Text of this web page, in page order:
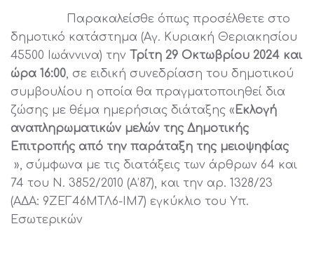
Παρακαλείσθε όπως προσέλθετε στο
δημοτικό κατάστημα (Αγ. Κυριακή Θεριακησίου
45500 Ιωάννινα) την Τρίτη 29 Οκτωβρίου 2024 και
ώρα 16:00, σε ειδική συνεδρίαση του δημοτικού
συμβουλίου η οποία θα πραγματοποιηθεί δια
ζώσης με θέμα ημερήσιας διάταξης « Εκλογή
αναπληρωματικών μελών της Δημοτικής
Επιτροπής από την παράταξη της μειοψηφίας
», σύμφωνα με τις διατάξεις των άρθρων 64 και
74 του Ν. 3852/2010 (Α’87), και την αρ. 1328/23
(ΑΔΑ: 9ΖΕΓ46ΜΤΛ6-ΙΜ7) εγκύκλιο του Υπ.
Εσωτερικών